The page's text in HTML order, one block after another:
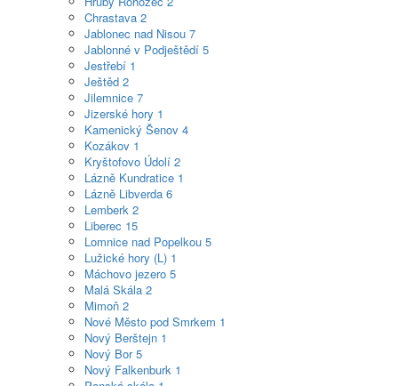
Chrastava 2
Jablonec nad Nisou 7
Jablonné v Podještědí 5
Jestřebí 1
Ještěd 2
Jilemnice 7
Jizerské hory 1
Kamenický Šenov 4
Kozákov 1
Kryštofovo Údolí 2
Lázně Kundratice 1
Lázně Libverda 6
Lemberk 2
Liberec 15
Lomnice nad Popelkou 5
Lužické hory (L) 1
Máchovo jezero 5
Malá Skála 2
Mimoň 2
Nové Město pod Smrkem 1
Nový Berštejn 1
Nový Bor5
Nový Falkenburk 1